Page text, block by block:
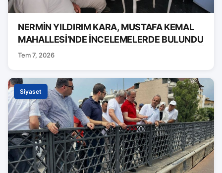
NERMİN YILDIRIM KARA, MUSTAFA KEMAL
MAHALLESİ’NDE İNCELEMELERDE BULUNDU
Tem 7, 2026
Siyaset